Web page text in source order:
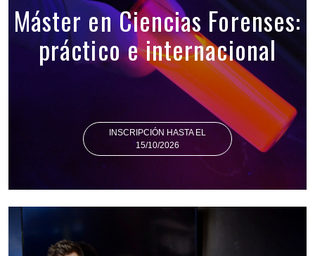
Máster en Ciencias Forenses:
práctico e internacional
INSCRIPCIÓN HASTA EL
15/10/2026